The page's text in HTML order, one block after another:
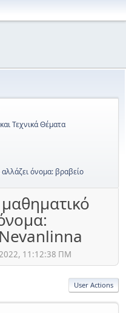
Τεχνικά Θέματα
όνομα: βραβείο
2022, 11:12:38 ΠΜ
User Actions